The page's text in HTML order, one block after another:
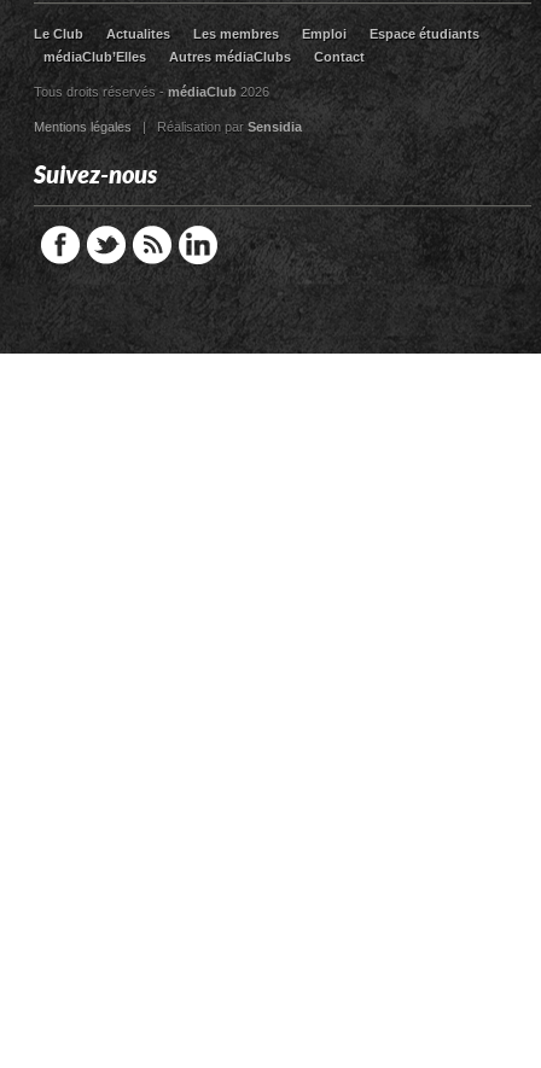
Le Club Actualites Les membres Emploi
Espace étudiants
médiaClub’Elles
Autres médiaClubs Contact
Tous droits réservés - médiaClub2026
Mentions légales| Réalisation par Sensidia
Suivez-nous